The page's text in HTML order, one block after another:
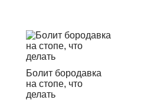
Болит бородавка
на стопе, что
делать